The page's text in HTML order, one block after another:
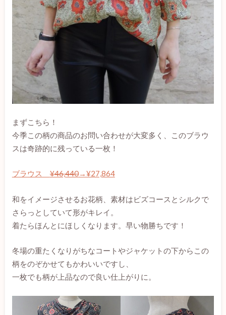
まずこちら！
今季この柄の商品のお問い合わせが大変多く、このブラウ
スは奇跡的に残っている一枚！
ブラウス¥46,440→¥27,864
和をイメージさせるお花柄、素材はビズコースとシルクで
さらっとしていて形がキレイ。
着たらほんとにほしくなります。早い物勝ちです！
冬場の重たくなりがちなコートやジャケットの下からこの
柄をのぞかせてもかわいいですし、
一枚でも柄が上品なので良い仕上がりに。